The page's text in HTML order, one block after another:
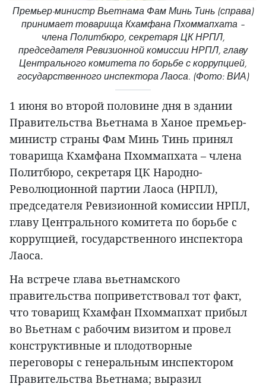
Премьер-министр Вьетнама Фам Минь Тинь (справа)
принимает товарища Кхамфана Пхоммапхата –
члена Политбюро, секретаря ЦК НРПЛ,
председателя Ревизионной комиссии НРПЛ, главу
Центрального комитета по борьбе с коррупцией,
государственного инспектора Лаоса. (Фото: ВИА)
1 июня во второй половине дня в здании
Правительства Вьетнама в Ханое премьер-
министр страны Фам Минь Тинь принял
товарища Кхамфана Пхоммапхата – члена
Политбюро, секретаря ЦК Народно-
Революционной партии Лаоса (НРПЛ),
председателя Ревизионной комиссии НРПЛ,
главу Центрального комитета по борьбе с
коррупцией, государственного инспектора
Лаоса.
На встрече глава вьетнамского
правительства поприветствовал тот факт,
что товарищ Кхамфан Пхоммапхат прибыл
во Вьетнам с рабочим визитом и провел
конструктивные и плодотворные
переговоры с генеральным инспектором
Правительства Вьетнама; выразил